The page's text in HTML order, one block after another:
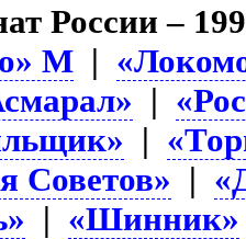
России –
М |
|
|
Советов» |
| «Шинник»